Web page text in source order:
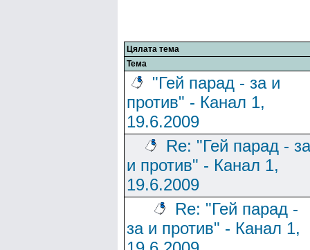
Цялата тема
Тема
"Гей парад - за и
против" - Канал 1,
19.6.2009
Re: "Гей парад - за
и против" - Канал 1,
19.6.2009
Re: "Гей парад -
за и против" - Канал 1,